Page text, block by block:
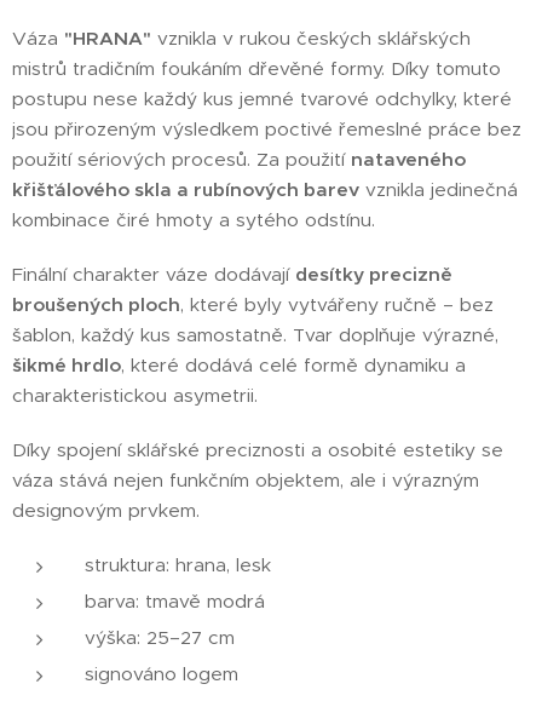
Váza "HRANA" vznikla v rukou českých sklářských
mistrů tradičním foukáním dřevěné formy. Díky tomuto
postupu nese každý kus jemné tvarové odchylky, které
jsou přirozeným výsledkem poctivé řemeslné práce bez
použití sériových procesů. Za použití nataveného
křišťálového skla a rubínových barev vznikla jedinečná
kombinace čiré hmoty a sytého odstínu.
Finální charakter váze dodávají desítky precizně
broušených ploch, které byly vytvářeny ručně – bez
šablon, každý kus samostatně. Tvar doplňuje výrazné,
šikmé hrdlo, které dodává celé formě dynamiku a
charakteristickou asymetrii.
Díky spojení sklářské preciznosti a osobité estetiky se
váza stává nejen funkčním objektem, ale i výrazným
designovým prvkem.
struktura: hrana, lesk
barva: tmavě modrá
výška: 25–27 cm
signováno logem